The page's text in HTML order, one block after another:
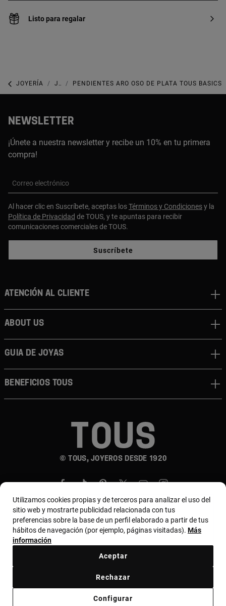
Listo para regalar
JOYERÍA JOYAS DE PLATA 925 PENDIENTES ARO OSO DE PLATA TOUS BASICS
NEWSLETTER
¡Únete a nuestra newsletter y recibe un 10% en tu primera
compra!
Correo electrónico
Al hacer clic en Suscríbete, aceptas losTérminos y Condicionesy la
Política de Privacidad de TOUS, y te apuntas para recibir
comunicaciones comerciales de TOUS.
Suscríbete
© TOUS, JOYEROS DESDE 1920
Atención al cliente
About us
Guia de joyas
Beneficios TOUS
País y moneda:Costa Rica / US Dollar
Código ético Proveedores
Utilizamos cookies propias y de terceros para analizar el uso del
sitio web y mostrarte publicidad relacionada con tus
preferencias sobre la base de un perfil elaborado a partir de tus
hábitos de navegación (por ejemplo, páginas visitadas). Más
información
Configurar
Rechazar
Aceptar